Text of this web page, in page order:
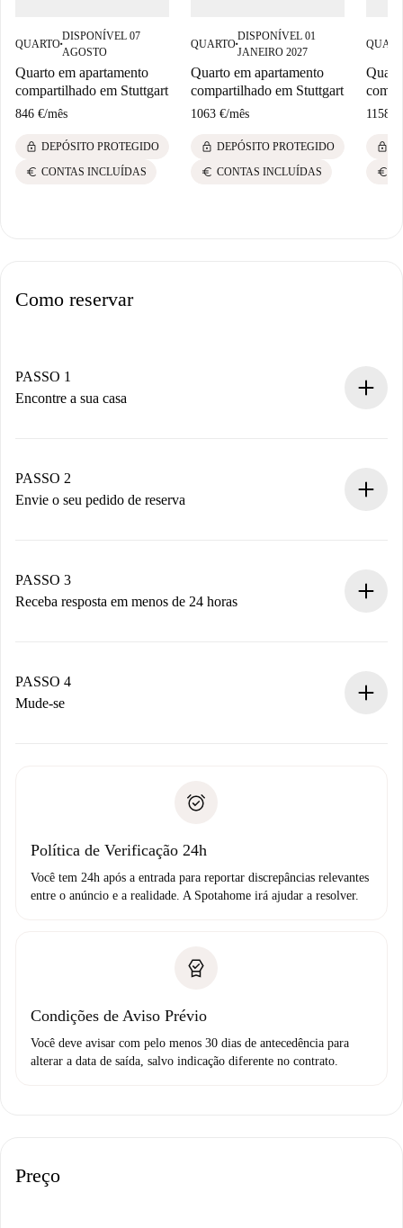
QUARTO■
DISPONÍVEL 07
AGOSTO
Quarto em apartamento
compartilhado em Stuttgart
846 €/mês
lock DEPÓSITO PROTEGIDO
euro CONTAS INCLUÍDAS
QUARTO■
DISPONÍVEL 01
JANEIRO 2027
Quarto em apartamento
compartilhado em Stuttgart
1063 €/mês
lock DEPÓSITO PROTEGIDO
euro CONTAS INCLUÍDAS
1158 €
lock
euro
Como reservar
PASSO 1
Encontre a sua casa
Você tem todas as informações necessárias
antecipadamente.
PASSO 2
Envie o seu pedido de reserva
Não cobramos nada até que o proprietário confirme.
PASSO 3
Receba resposta em menos de 24 horas
proprietário.
Se recusada: não cobraremos nada e ofereceremos
Débito direto bancário
PASSO 4
Mude-se
não comunicar nenhum problema.
Política de Verificação 24h
Você tem 24h após a entrada para reportar discrepâncias relevantes
entre o anúncio e a realidade. A Spotahome irá ajudar a resolver.
Condições de Aviso Prévio
Você deve avisar com pelo menos 30 dias de antecedência para
alterar a data de saída, salvo indicação diferente no contrato.
Preço